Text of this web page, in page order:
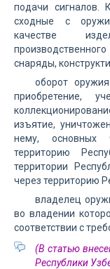
подачи сигналов.
сходные с
качестве
снаряды,
оборот
приобретение,
изъятие,
нему, основных
территорию
территории
через территорию
владелец
во владении
соответствии с
(В статью
Республики